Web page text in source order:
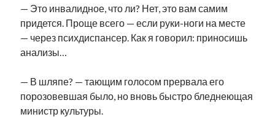
— Это инвалидное, что ли? Нет, это вам самим
придется. Проще всего — если руки-ноги на месте
— через психдиспансер. Как я говорил: приносишь
анализы…
— В шляпе? — тающим голосом прервала его
порозовевшая было, но вновь быстро бледнеющая
министр культуры.